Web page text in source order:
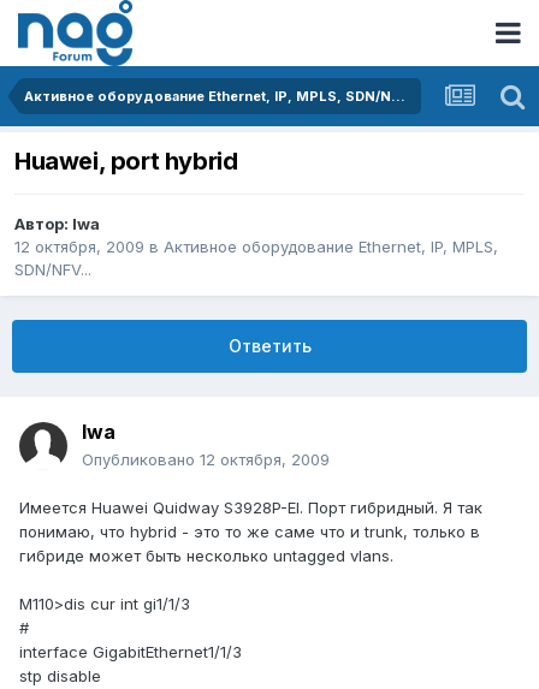
Активное оборудование Ethernet, IP, MPLS, SDN/NFV...
Huawei, port hybrid
Автор: lwa
12 октября, 2009 в Активное оборудование Ethernet, IP, MPLS,
SDN/NFV...
Ответить
lwa
Опубликовано 12 октября, 2009
Имеется Huawei Quidway S3928P-EI. Порт гибридный. Я так
понимаю, что hybrid - это то же саме что и trunk, только в
гибриде может быть несколько untagged vlans.
M110>dis cur int gi1/1/3
#
interface GigabitEthernet1/1/3
stp disable